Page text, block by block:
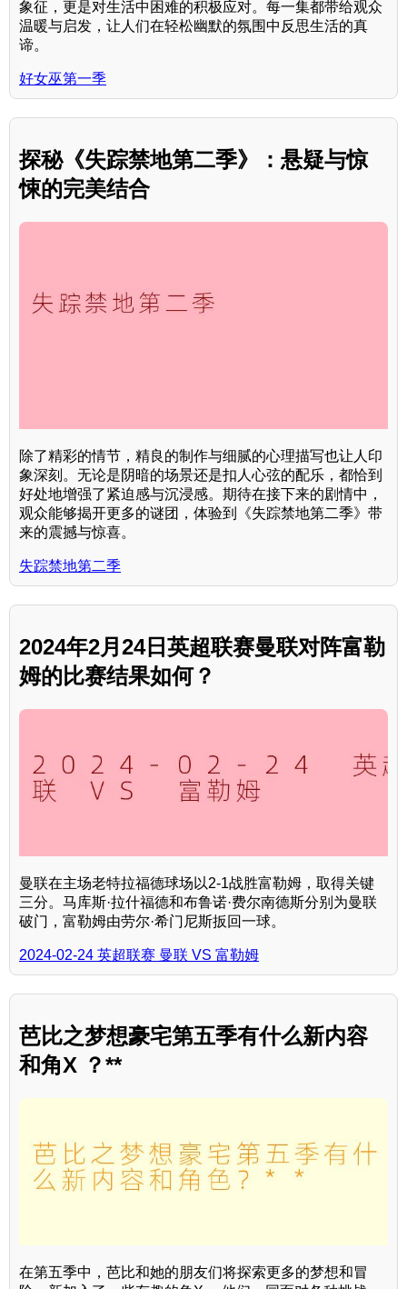
象征，更是对生活中困难的积极应对。每一集都带给观众
温暖与启发，让人们在轻松幽默的氛围中反思生活的真
谛。
好女巫第一季
探秘《失踪禁地第二季》：悬疑与惊
悚的完美结合
除了精彩的情节，精良的制作与细腻的心理描写也让人印
象深刻。无论是阴暗的场景还是扣人心弦的配乐，都恰到
好处地增强了紧迫感与沉浸感。期待在接下来的剧情中，
观众能够揭开更多的谜团，体验到《失踪禁地第二季》带
来的震撼与惊喜。
失踪禁地第二季
2024年2月24日英超联赛曼联对阵富勒
姆的比赛结果如何？
曼联在主场老特拉福德球场以2-1战胜富勒姆，取得关键
三分。马库斯·拉什福德和布鲁诺·费尔南德斯分别为曼联
破门，富勒姆由劳尔·希门尼斯扳回一球。
2024-02-24 英超联赛 曼联 VS 富勒姆
芭比之梦想豪宅第五季有什么新内容
和角X ？**
在第五季中，芭比和她的朋友们将探索更多的梦想和冒